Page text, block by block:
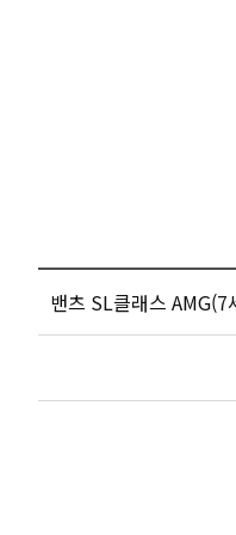
밴츠 SL클래스 AMG(7